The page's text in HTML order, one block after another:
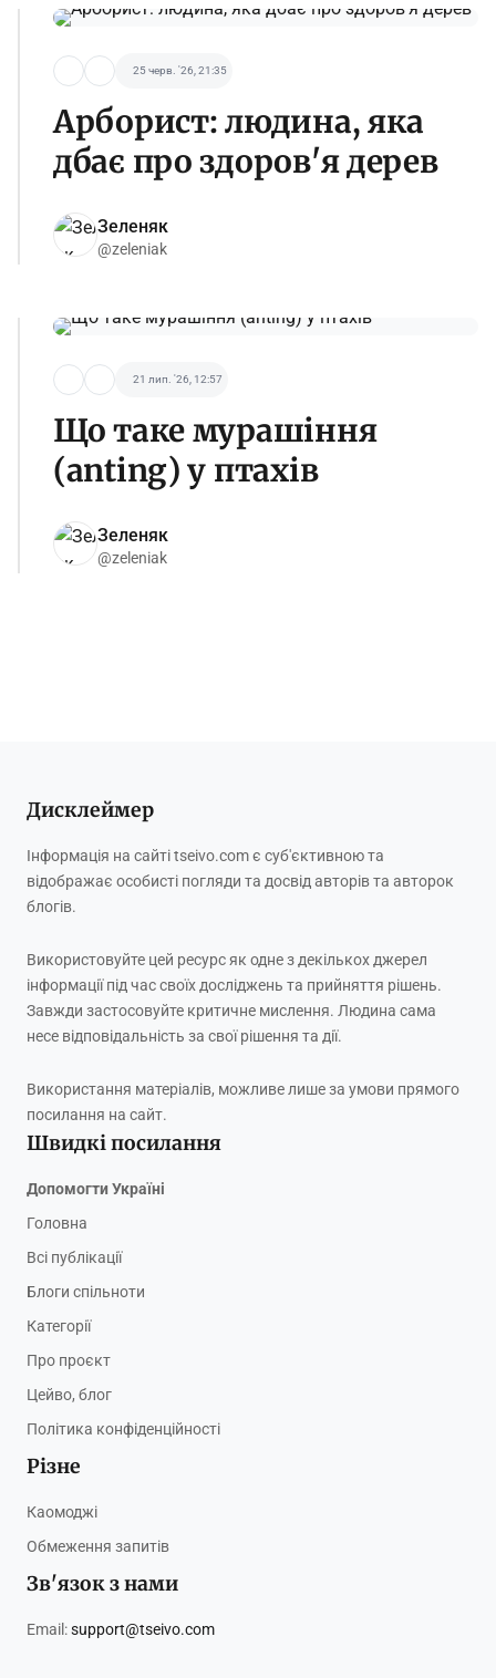
25 черв. '26, 21:35
Арборист: людина, яка
дбає про здоров'я дерев
Зеленяк
@zeleniak
21 лип. '26, 12:57
Що таке мурашіння
(anting) у птахів
Зеленяк
@zeleniak
Дисклеймер
Інформація на сайті tseivo.com є суб'єктивною та
відображає особисті погляди та досвід авторів та авторок
блогів.
Використовуйте цей ресурс як одне з декількох джерел
інформації під час своїх досліджень та прийняття рішень.
Завжди застосовуйте критичне мислення. Людина сама
несе відповідальність за свої рішення та дії.
Використання матеріалів, можливе лише за умови прямого
посилання на сайт.
Швидкі посилання
Допомогти Україні
Головна
Всі публікації
Блоги спільноти
Категорії
Про проєкт
Цейво, блог
Політика конфіденційності
Різне
Каомоджі
Обмеження запитів
Зв'язок з нами
Email:support@tseivo.com